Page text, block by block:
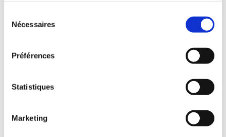
Nécessaires
Préférences
Statistiques
Marketing
Crème Rougeurs fessier